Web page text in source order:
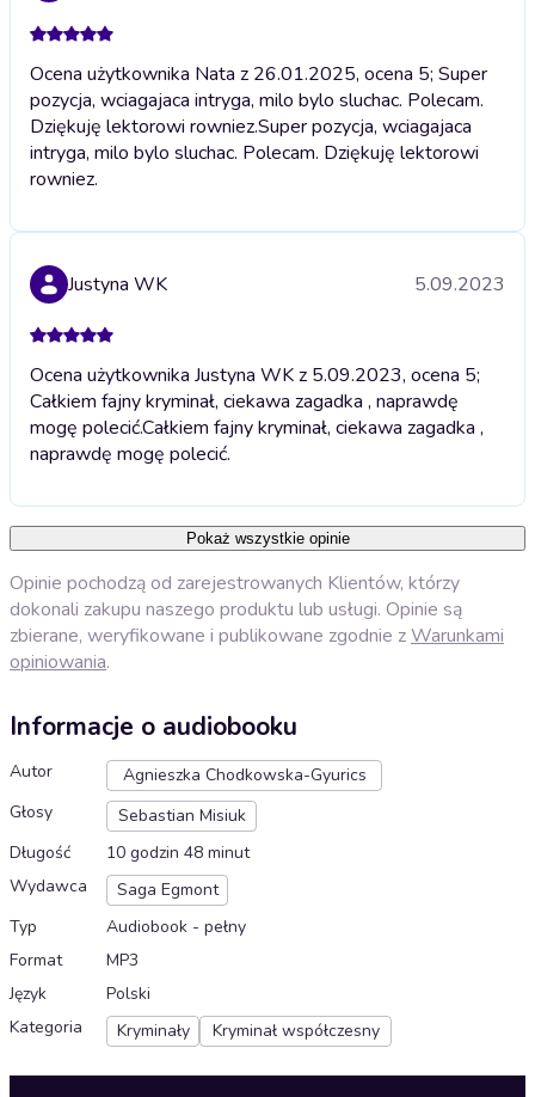
Ocena użytkownika Nata z 26.01.2025, ocena 5; Super
pozycja, wciagajaca intryga, milo bylo sluchac. Polecam.
Dziękuję lektorowi rowniez.Super pozycja, wciagajaca
intryga, milo bylo sluchac. Polecam. Dziękuję lektorowi
rowniez.
Justyna WK 5.09.2023
Ocena użytkownika Justyna WK z 5.09.2023, ocena 5;
Całkiem fajny kryminał, ciekawa zagadka , naprawdę
mogę polecić.Całkiem fajny kryminał, ciekawa zagadka ,
naprawdę mogę polecić.
Pokaż wszystkie opinie
Opinie pochodzą od zarejestrowanych Klientów, którzy
dokonali zakupu naszego produktu lub usługi. Opinie są
zbierane, weryfikowane i publikowane zgodnie zWarunkami
opiniowania.
Informacje o audiobooku
Autor
Agnieszka Chodkowska-Gyurics
Głosy
Sebastian Misiuk
Długość
10 godzin 48 minut
Wydawca
Saga Egmont
Typ
Audiobook - pełny
Format
MP3
Język
Polski
Kategoria
Kryminały Kryminał współczesny